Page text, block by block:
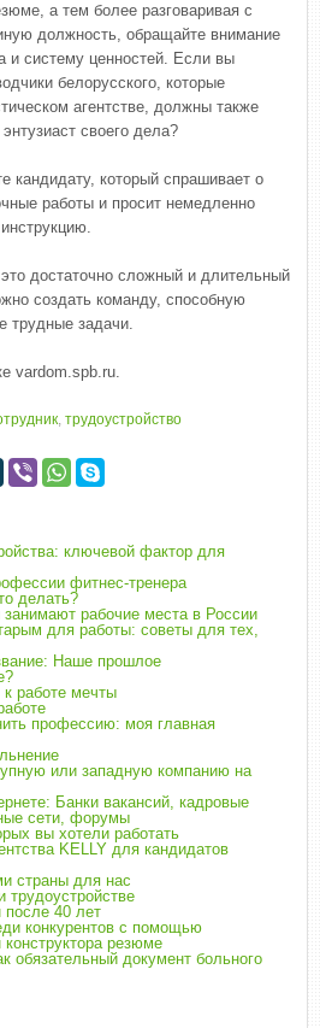
а тем более разговаривая с
должность, обращайте внимание
и систему ценностей. Если вы
белорусского, которые
агентстве, должны также
своего дела?
кандидату, который спрашивает о
работы и просит немедленно
достаточно сложный и длительный
создать команду, способную
трудные задачи.
vardom.spb.ru.
, трудоустройство
ключевой фактор для
фитнес-тренера
делать?
рабочие места в России
для работы: советы для тех,
Наше прошлое
к работе мечты
профессию: моя главная
или западную компанию на
Банки вакансий, кадровые
сети, форумы
вы хотели работать
KELLY для кандидатов
страны для нас
трудоустройстве
40 лет
конкурентов с помощью
конструктора резюме
обязательный документ больного